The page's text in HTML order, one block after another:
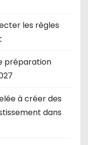
les règles
préparation
à créer des
dans